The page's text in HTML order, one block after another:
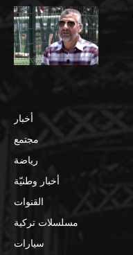
أخبار
مجتمع
رياضة
أخبار وطنيّة
القنوات
مسلسلات تركية
سيارات